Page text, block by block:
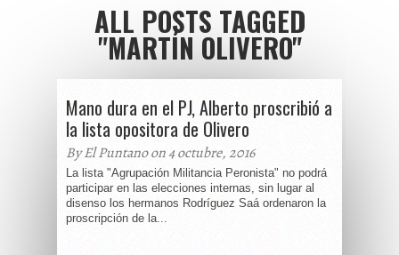
ALL POSTS TAGGED
"MARTÍN OLIVERO"
Mano dura en el PJ, Alberto proscribió a
la lista opositora de Olivero
By El Puntano on 4 octubre, 2016
La lista "Agrupación Militancia Peronista" no podrá
participar en las elecciones internas, sin lugar al
disenso los hermanos Rodríguez Saá ordenaron la
proscripción de la...